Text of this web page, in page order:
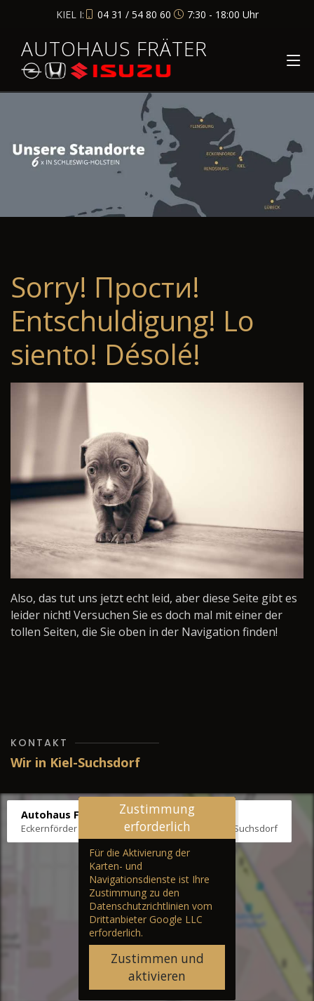
KIEL I: 04 31 / 54 80 60 7:30 - 18:00 Uhr
AUTOHAUS FRÄTER
Sorry! Прости!
Entschuldigung! Lo
siento! Désolé!
Also, das tut uns jetzt echt leid, aber diese Seite gibt es
leider nicht! Versuchen Sie es doch mal mit einer der
tollen Seiten, die Sie oben in der Navigation finden!
KONTAKT
Wir in Kiel-Suchsdorf
Autohaus Fräter
Eckernförder Str. /Klausbrooker Weg 1, 24107 Kiel-Suchsdorf
Zustimmung
erforderlich
Für die Aktivierung der
Karten- und
Navigationsdienste ist Ihre
Zustimmung zu den
Datenschutzrichtlinien vom
Drittanbieter Google LLC
erforderlich.
Zustimmen und
aktivieren